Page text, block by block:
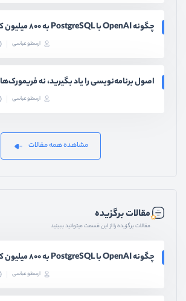
چگونه OpenAI با PostgreSQL به ۸۰۰ میلیون کاربر رسید؟
ارسطو عباسی
اصول برنامه‌نویسی را یاد بگیرید، نه فریمورک‌ها
ارسطو عباسی
مشاهده همه مقالات
مقالات برگزیده
مقالات برگزیده را از این قسمت میتوانید ببینید
چگونه OpenAI با PostgreSQL به ۸۰۰ میلیون کاربر رسید؟
ارسطو عباسی